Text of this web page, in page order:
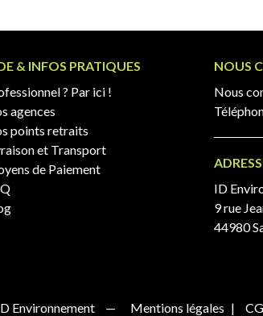
& INFOS PRATIQUES
? Par ici !
agences
points retraits
et Transport
de Paiement
NOUS
Nous
ID
9 rue
44980
Environnement Mentions légales